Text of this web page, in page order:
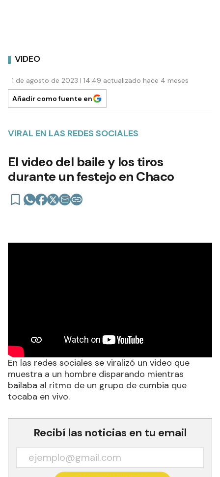
VIDEO
1 de agosto de 2023 | 14:49 actualizado hace 4 meses
Añadir como fuente en
VIRAL EN LAS REDES SOCIALES
El video del baile y los tiros
durante un festejo en Chaco
En las redes sociales se viralizó un video que
muestra a un hombre disparando mientras
bailaba al ritmo de un grupo de cumbia que
tocaba en vivo.
Recibí las noticias en tu email